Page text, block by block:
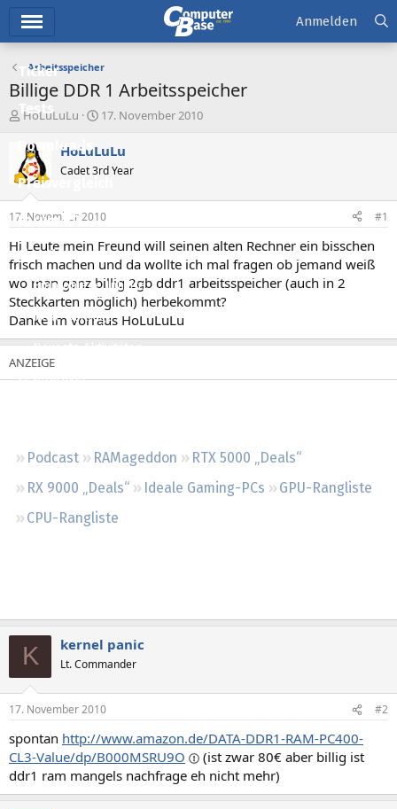
Ticker
Tests
Downloads
Preisvergleich
Forum
Aktuelles
Empfohlene Inhalte
Neue Beiträge
Neueste Aktivitäten
Leserartikel
Podcast RAMageddon
RTX 5000 „Deals“
RX 9000 „Deals“
Ideale Gaming-PCs
GPU-Rangliste
CPU-Rangliste
Anmelden
Arbeitsspeicher
Billige DDR 1 Arbeitsspeicher
E
s
t
e
e
HoLuLuLu
E
s
e
l
t
a
17. November 2010
HoLuLuLu
Cadet 3rd Year
17. November 2010 #1
Hi Leute mein Freund will seinen alten Rechner ein bisschen
frisch machen und da wollte ich mal fragen ob jemand weiß
wo man ganz billig 2gb ddr1 arbeitsspeicher (auch in 2
Steckkarten möglich) herbekommt?
Danke im vorraus HoLuLuLu
K kernel panic
Lt. Commander
17. November 2010 #2
spontan http://www.amazon.de/DATA-DDR1-RAM-PC400-
CL3-Value/dp/B000MSRU9O
(ist zwar 80€ aber billig ist
ddr1 ram mangels nachfrage eh nicht mehr)